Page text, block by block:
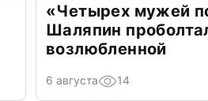
«Четырех мужей
Шаляпин
возлюбленной
6 августа 14